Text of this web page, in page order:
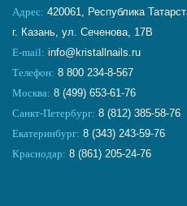
Адрес: 420061, Республика
г. Казань, ул. Сеченова, 17В
E-mail: info@kristallnails.ru
Телефон: 8 800 234-8-567
Москва: 8 (499) 653-61-76
Санкт-Петербург: 8 (812) 385-58-76
Екатеринбург: 8 (343) 243-59-76
Краснодар: 8 (861) 205-24-76